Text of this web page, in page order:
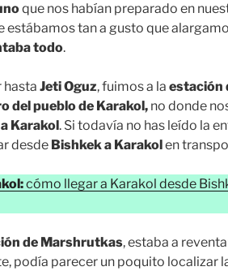
que nos habían preparado en
estábamos tan a gusto que
todo.
hasta Jeti Oguz, fuimos a la estación
del pueblo de Karakol, no donde
Karakol. Si todavía no has leído la
desde Bishkek a Karakolen
cómo llegar a Karakol desde
de Marshrutkas, estaba a
podía parecer un poquito localizar